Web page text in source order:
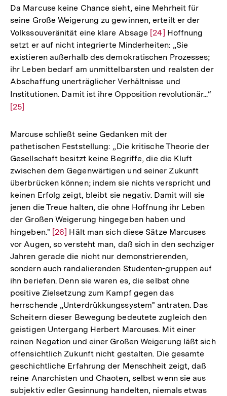
der
Fußnote
Da Marcuse keine Chance sieht, eine Mehrheit für
seine Große Weigerung zu gewinnen, erteilt er der
Volkssouveränität eine klare Absage Zur
Auflösung
der
Fußnote
[24] Hoffnung
setzt er auf nicht integrierte Minderheiten: „Sie
existieren außerhalb des demokratischen Prozesses;
ihr Leben bedarf am unmittelbarsten und realsten der
Abschaffung unerträglicher Verhältnisse und
Institutionen. Damit ist ihre Opposition revolutionär...“
[25]
Marcuse schließt seine Gedanken mit der
pathetischen Feststellung: „Die kritische Theorie der
Gesellschaft besitzt keine Begriffe, die die Kluft
zwischen dem Gegenwärtigen und seiner Zukunft
überbrücken können; indem sie nichts verspricht und
keinen Erfolg zeigt, bleibt sie negativ. Damit will sie
jenen die Treue halten, die ohne Hoffnung ihr Leben
der Großen Weigerung hingegeben haben und
hingeben." Zur
Auflösung
der
Fußnote
[26] Hält man sich diese Sätze Marcuses
vor Augen, so versteht man, daß sich in den sechziger
Jahren gerade die nicht nur demonstrierenden,
sondern auch randalierenden Studenten-gruppen auf
ihn beriefen. Denn sie waren es, die selbst ohne
positive Zielsetzung zum Kampf gegen das
herrschende „Unterdrükkungssystem" antraten. Das
Scheitern dieser Bewegung bedeutete zugleich den
geistigen Untergang Herbert Marcuses. Mit einer
reinen Negation und einer Großen Weigerung läßt sich
offensichtlich Zukunft nicht gestalten. Die gesamte
geschichtliche Erfahrung der Menschheit zeigt, daß
reine Anarchisten und Chaoten, selbst wenn sie aus
subjektiv edler Gesinnung handelten, niemals etwas